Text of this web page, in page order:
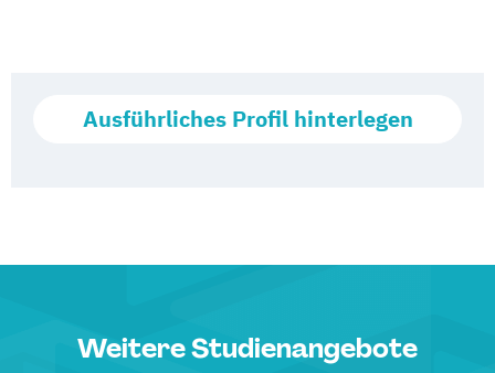
Ausführliches Profil hinterlegen
Weitere Studienangebote